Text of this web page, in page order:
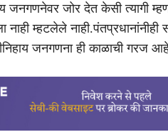
जनगणनेवर जोर देत केसी त्यागी
म्हटलेले नाही.पंतप्रधानांनीही
जनगणना ही काळाची गरज